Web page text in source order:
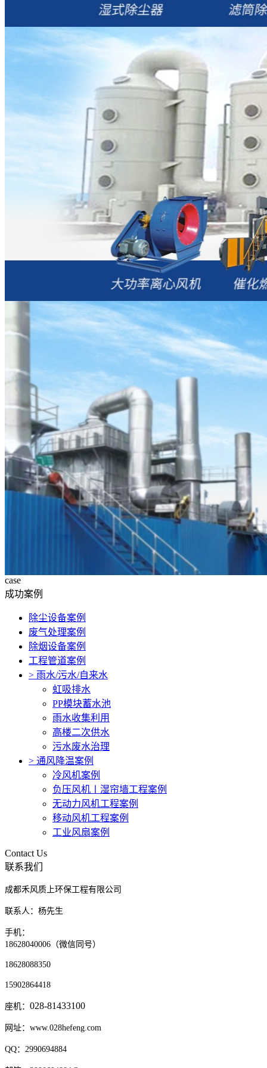
case
成功案例
除尘设备案例
废气处理案例
除烟设备案例
工程管道案例
> 雨水/污水/自来水
虹吸排水
PP模块蓄水池
雨水收集利用
高楼二次供水
污水废水治理
> 通风降温案例
冷风机案例
负压风机〡湿帘墙工程案例
无动力风机工程案例
移动风机工程案例
工业风扇案例
Contact Us
联系我们
成都禾风质上环保工程有限公司
联系人：杨先生
手机：
18628040006（微信同号）
18628088350
15902864418
座机： 028-81433100
网址：www.028hefeng.com
QQ：2990694884